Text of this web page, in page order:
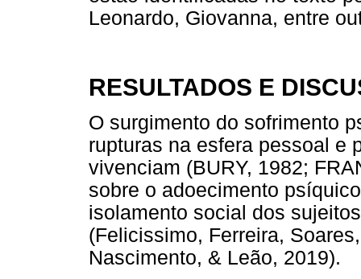
Leonardo, Giovanna, entre
RESULTADOS E
O surgimento do sofrimento
rupturas na esfera pessoal e
vivenciam (BURY, 1982;
sobre o adoecimento
isolamento social dos
(Felicissimo, Ferreira,
Nascimento, & Leão, 2019).